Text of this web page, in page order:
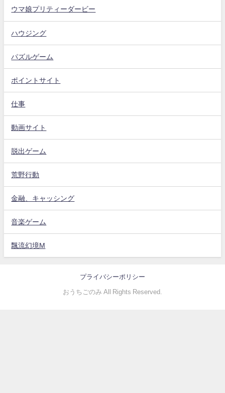
ウマ娘プリティーダービー
ハウジング
パズルゲーム
ポイントサイト
仕事
動画サイト
脱出ゲーム
荒野行動
金融、キャッシング
音楽ゲーム
飄流幻境M
プライバシーポリシー
おうちごのみ All Rights Reserved.